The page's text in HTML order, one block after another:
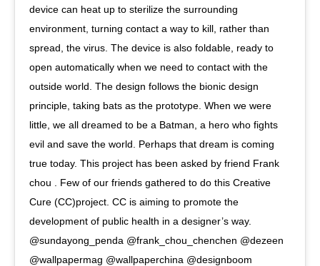
device can heat up to sterilize the surrounding
environment, turning contact a way to kill, rather than
spread, the virus. The device is also foldable, ready to
open automatically when we need to contact with the
outside world. The design follows the bionic design
principle, taking bats as the prototype. When we were
little, we all dreamed to be a Batman, a hero who fights
evil and save the world. Perhaps that dream is coming
true today. This project has been asked by friend Frank
chou . Few of our friends gathered to do this Creative
Cure (CC)project. CC is aiming to promote the
development of public health in a designer’s way.
@sundayong_penda @frank_chou_chenchen @dezeen
@wallpapermag @wallpaperchina @designboom